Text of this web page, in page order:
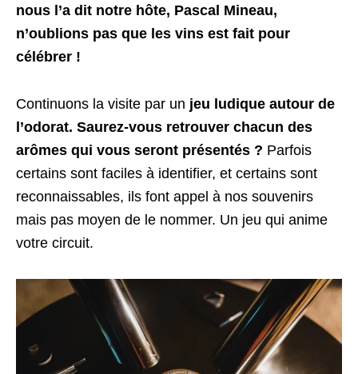
nous l’a dit notre hôte, Pascal Mineau,
n’oublions pas que les vins est fait pour
célébrer !
Continuons la visite par un jeu ludique autour de
l’odorat. Saurez-vous retrouver chacun des
arômes qui vous seront présentés ? Parfois
certains sont faciles à identifier, et certains sont
reconnaissables, ils font appel à nos souvenirs
mais pas moyen de le nommer. Un jeu qui anime
votre circuit.